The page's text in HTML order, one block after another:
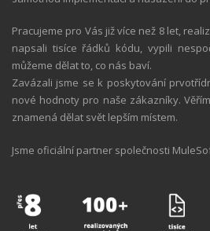
Pracujeme pro Vás již více než 8 let,
napsali tisíce řádků kódu, vypili
můžeme dělat to, co nás baví.
Zavázali jsme se k poskytování
nové hodnoty pro naše zákazníky.
znamená dělat svět lepším místem.
Jsme oficiální partner společnosti